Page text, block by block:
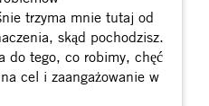
trzyma mnie tutaj od
skąd pochodzisz.
do tego, co robimy, chęć
cel i zaangażowanie w